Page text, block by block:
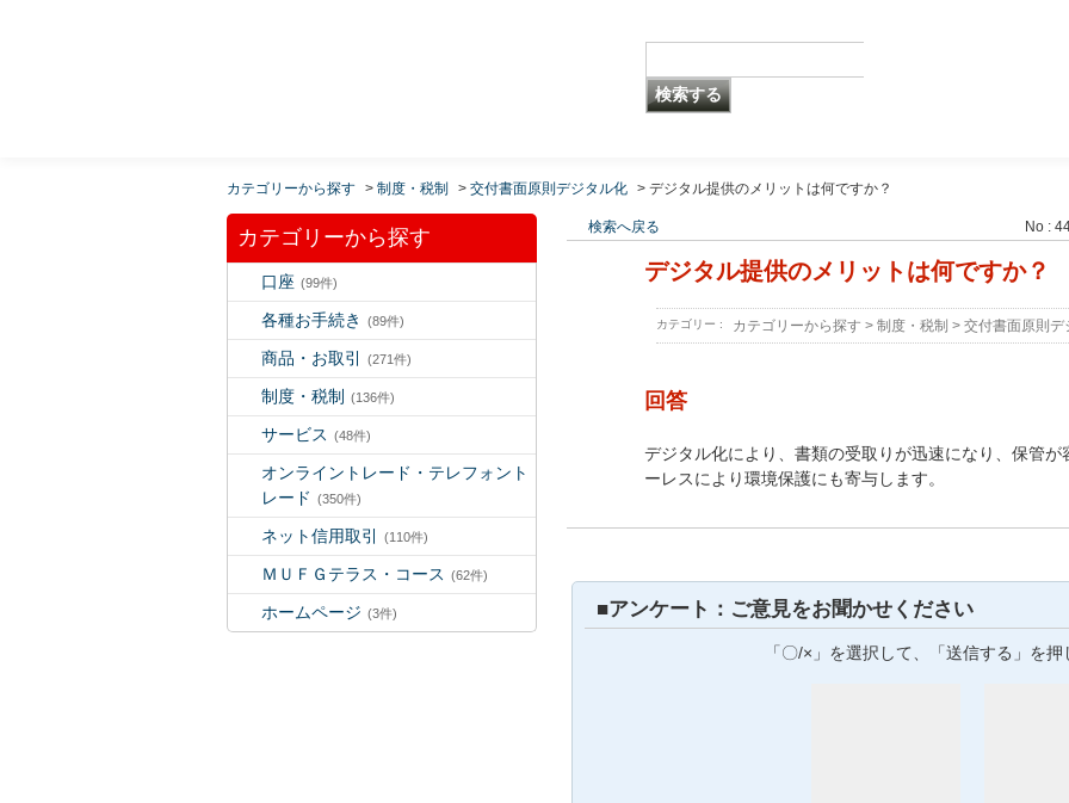
カテゴリーから探す > 制度・税制 > 交付書面原則デジタル化 > デジタル提供のメリットは何ですか？
カテゴリーから探す
口座 (99件)
各種お手続き (89件)
商品・お取引 (271件)
制度・税制 (136件)
サービス (48件)
オンライントレード・テレフォント
レード (350件)
ネット信用取引 (110件)
ＭＵＦＧテラス・コース (62件)
ホームページ (3件)
検索へ戻る No :
デジタル提供のメリットは何ですか？
カテゴリー : カテゴリーから探す > 制度・税制 > 交付書面原則デ
回答
デジタル化により、書類の受取りが迅速になり、保管
ーレスにより環境保護にも寄与します。
■アンケート：ご意見をお聞かせください
「〇/×」を選択して、「送信する」を押